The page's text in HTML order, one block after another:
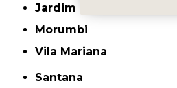
Jardim Europa
Morumbi
Vila Mariana
Santana